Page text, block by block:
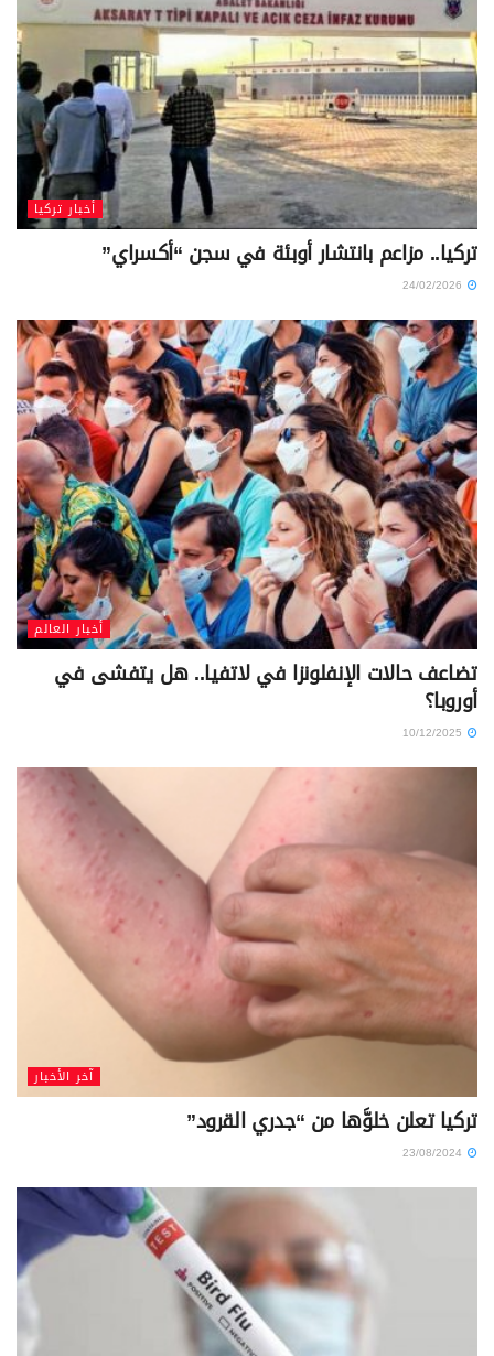
أخبار تركيا
تركيا.. مزاعم بانتشار أوبئة في سجن “أكسراي”
أخبار العالم
تضاعف حالات الإنفلونزا في لاتفيا.. هل يتفشى في
أوروبا؟
آخر الأخبار
تركيا تعلن خلوَّها من “جدري القرود”